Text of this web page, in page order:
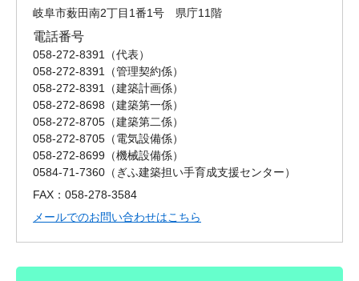
岐阜市薮田南2丁目1番1号 県庁11階
電話番号
058-272-8391
代表
058-272-8391
管理契約係
058-272-8391
建築計画係
058-272-8698
建築第一係
058-272-8705
建築第二係
058-272-8705
電気設備係
058-272-8699
機械設備係
0584-71-7360
ぎふ建築担い手育成支援センター
FAX：058-278-3584
メールでのお問い合わせはこちら